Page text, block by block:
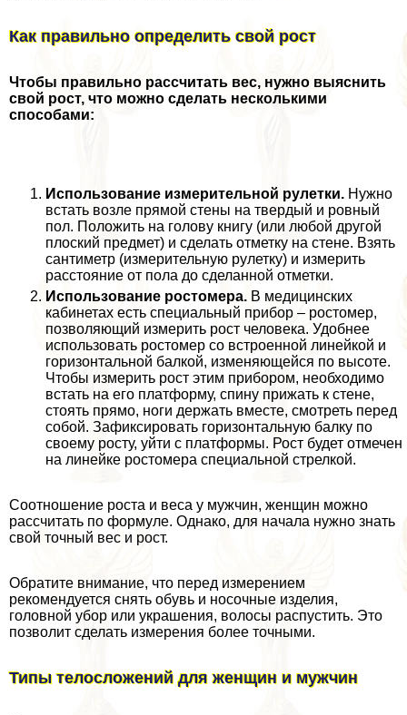
Как правильно определить свой рост
Чтобы правильно рассчитать вес, нужно выяснить
свой рост, что можно сделать несколькими
способами:
Использование измерительной рулетки. Нужно
встать возле прямой стены на твердый и ровный
пол. Положить на голову книгу (или любой другой
плоский предмет) и сделать отметку на стене. Взять
сантиметр (измерительную рулетку) и измерить
расстояние от пола до сделанной отметки.
Использование ростомера. В медицинских
кабинетах есть специальный прибор – ростомер,
позволяющий измерить рост человека. Удобнее
использовать ростомер со встроенной линейкой и
горизонтальной балкой, изменяющейся по высоте.
Чтобы измерить рост этим прибором, необходимо
встать на его платформу, спину прижать к стене,
стоять прямо, ноги держать вместе, смотреть перед
собой. Зафиксировать горизонтальную балку по
своему росту, уйти с платформы. Рост будет отмечен
на линейке ростомера специальной стрелкой.
Соотношение роста и веса у мужчин, женщин можно
рассчитать по формуле. Однако, для начала нужно знать
свой точный вес и рост.
Обратите внимание, что перед измерением
рекомендуется снять обувь и носочные изделия,
головной убор или украшения, волосы распустить. Это
позволит сделать измерения более точными.
Типы телосложений для женщин и мужчин